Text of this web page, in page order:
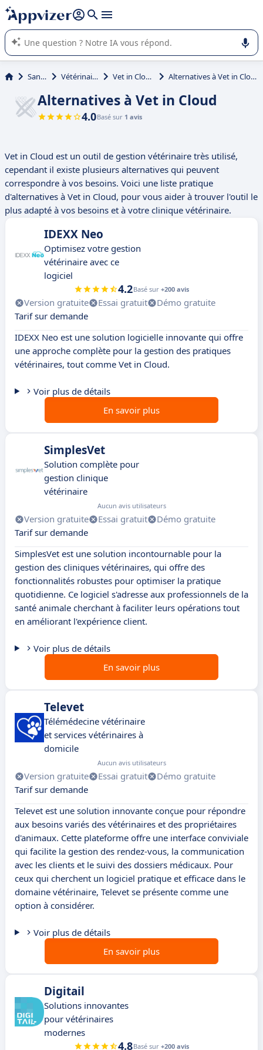
répondre (plusieurs lignes avec
L'IA de Appvizer vous guide dans l'utilisation ou la sélection de
logiciel SaaS en entreprise.
Santé Vétérinaire Vet in Cloud Alternatives à Vet in Cloud
Alternatives à Vet in Cloud
4.0Basé sur 1 avis
Vet in Cloud est un outil de gestion vétérinaire très utilisé,
cependant il existe plusieurs alternatives qui peuvent
correspondre à vos besoins. Voici une liste pratique
d'alternatives à Vet in Cloud, pour vous aider à trouver l'outil le
plus adapté à vos besoins et à votre clinique vétérinaire.
IDEXX Neo
Optimisez votre gestion
vétérinaire avec ce
logiciel
4.2Basé sur +200 avis
Version gratuite Essai gratuit
Démo gratuite
Tarif sur demande
IDEXX Neo est une solution logicielle innovante qui offre
une approche complète pour la gestion des pratiques
vétérinaires, tout comme Vet in Cloud.
Voir plus de détails
En savoir plus
SimplesVet
Solution complète pour
gestion clinique
vétérinaire
Aucun avis utilisateurs
Version gratuite Essai gratuit
Démo gratuite
Tarif sur demande
SimplesVet est une solution incontournable pour la
gestion des cliniques vétérinaires, qui offre des
fonctionnalités robustes pour optimiser la pratique
quotidienne. Ce logiciel s'adresse aux professionnels de la
santé animale cherchant à faciliter leurs opérations tout
en améliorant l'expérience client.
Voir plus de détails
En savoir plus
Televet
Télémédecine vétérinaire
et services vétérinaires à
domicile
Aucun avis utilisateurs
Version gratuite Essai gratuit
Démo gratuite
Tarif sur demande
Televet est une solution innovante conçue pour répondre
aux besoins variés des vétérinaires et des propriétaires
d'animaux. Cette plateforme offre une interface conviviale
qui facilite la gestion des rendez-vous, la communication
avec les clients et le suivi des dossiers médicaux. Pour
ceux qui cherchent un logiciel pratique et efficace dans le
domaine vétérinaire, Televet se présente comme une
option à considérer.
Voir plus de détails
En savoir plus
Digitail
Solutions innovantes
pour vétérinaires
modernes
4.8Basé sur +200 avis